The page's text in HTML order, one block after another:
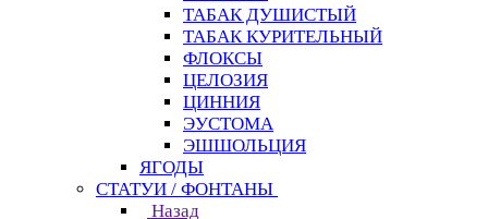
ТАБАК ДУШИСТЫЙ
ТАБАК КУРИТЕЛЬНЫЙ
ФЛОКСЫ
ЦЕЛОЗИЯ
ЦИННИЯ
ЭУСТОМА
ЭШШОЛЬЦИЯ
ЯГОДЫ
СТАТУИ / ФОНТАНЫ
Назад